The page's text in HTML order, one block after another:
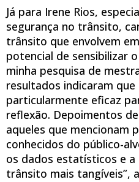
Já para Irene Rios,
segurança no trânsito,
trânsito que envolvem
potencial de sensibilizar
minha pesquisa de
resultados indicaram
particularmente eficaz
reflexão. Depoimentos
aqueles que mencionam
conhecidos do público-
os dados estatísticos e
trânsito mais tangíveis”,